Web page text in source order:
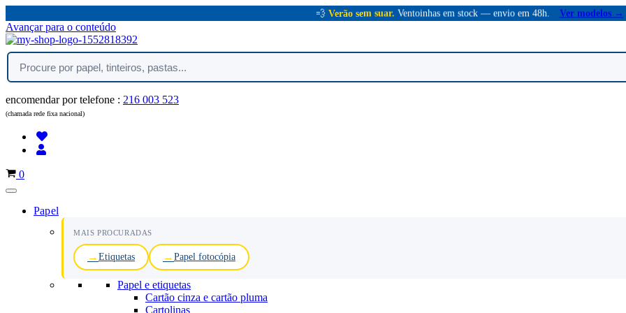
💨 Verão sem suar. Ventoinhas em stock — envio em 48h. Ver modelos →
Avançar para o conteúdo
encomendar por telefone : 216 003 523
(chamada rede fixa nacional)
Carrinho
0
Papel
MAIS PROCURADAS
Etiquetas Papel fotocópia
Papel e etiquetas
Cartão cinza e cartão pluma
Cartolinas